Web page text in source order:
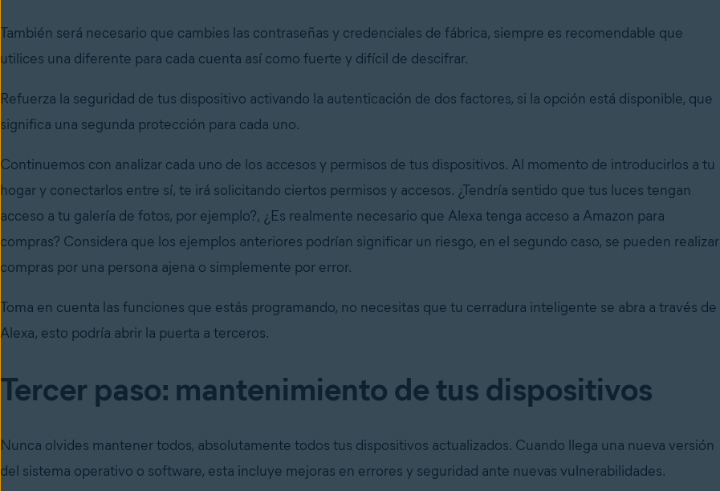
También será necesario que cambies las contraseñas y credenciales de fábrica, siempre es recomendable que
utilices una diferente para cada cuenta así como fuerte y difícil de descifrar.
Refuerza la seguridad de tus dispositivo activando la autenticación de dos factores, si la opción está disponible, que
significa una segunda protección para cada uno.
Continuemos con analizar cada uno de los accesos y permisos de tus dispositivos. Al momento de introducirlos a tu
hogar y conectarlos entre sí, te irá solicitando ciertos permisos y accesos. ¿Tendría sentido que tus luces tengan
acceso a tu galería de fotos, por ejemplo?, ¿Es realmente necesario que Alexa tenga acceso a Amazon para
compras? Considera que los ejemplos anteriores podrían significar un riesgo, en el segundo caso, se pueden realizar
compras por una persona ajena o simplemente por error.
Toma en cuenta las funciones que estás programando, no necesitas que tu cerradura inteligente se abra a través de
Alexa, esto podría abrir la puerta a terceros.
Tercer paso: mantenimiento de tus dispositivos
Nunca olvides mantener todos, absolutamente todos tus dispositivos actualizados. Cuando llega una nueva versión
del sistema operativo o software, esta incluye mejoras en errores y seguridad ante nuevas vulnerabilidades.